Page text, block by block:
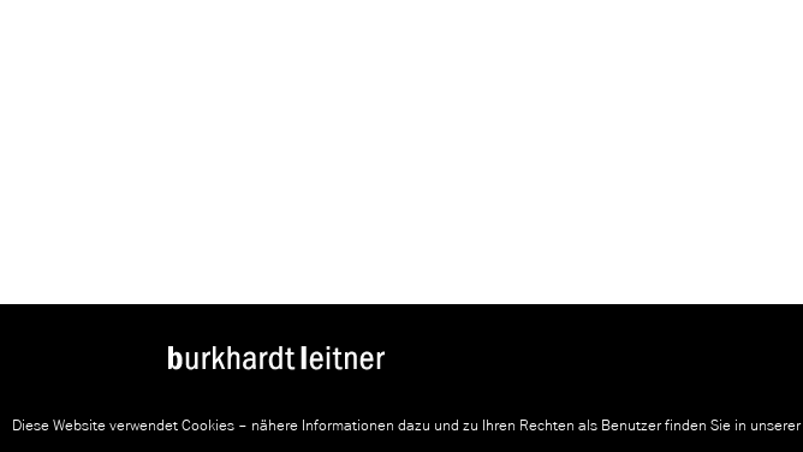
Diese Website verwendet Cookies – nähere Informationen dazu und zu Ihren Rechten als Benutzer finden Sie in unserer